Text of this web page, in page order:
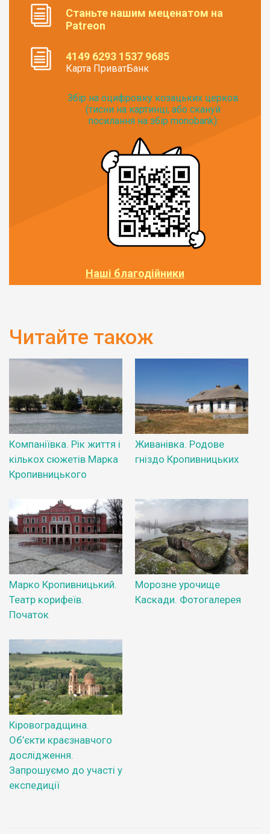
Станьте нашим меценатом на
Patreon
4149 6293 1537 9685
Карта ПриватБанк
Збір на оцифровку козацьких церков
(тисни на картинці, або скануй
посилання на збір monobank):
Наші благодійники
Читайте також
Компаніївка. Рік життя і
кількох сюжетів Марка
Кропивницького
Живанівка. Родове
гніздо Кропивницьких
Марко Кропивницький.
Театр корифеїв.
Початок
Морозне урочище
Каскади. Фотогалерея
Кіровоградщина.
Об’єкти краєзнавчого
дослідження.
Запрошуємо до участі у
експедиції